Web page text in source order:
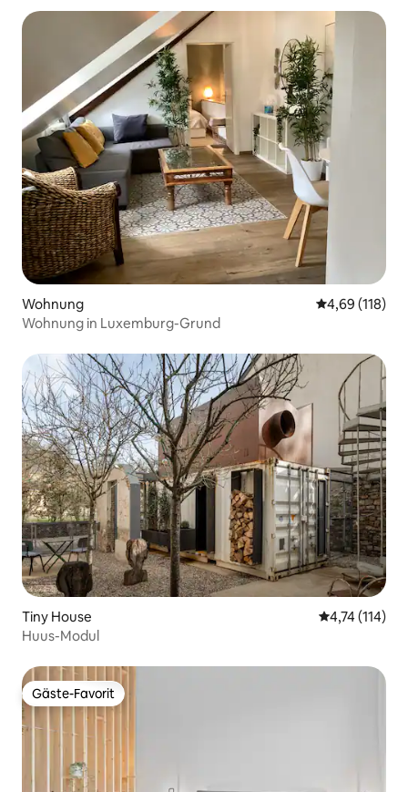
Wohnung
4,69 (118)
Wohnung in Luxemburg-Grund
Tiny House
4,74 (114)
Huus-Modul
Gäste-Favorit
Gäste-Favorit